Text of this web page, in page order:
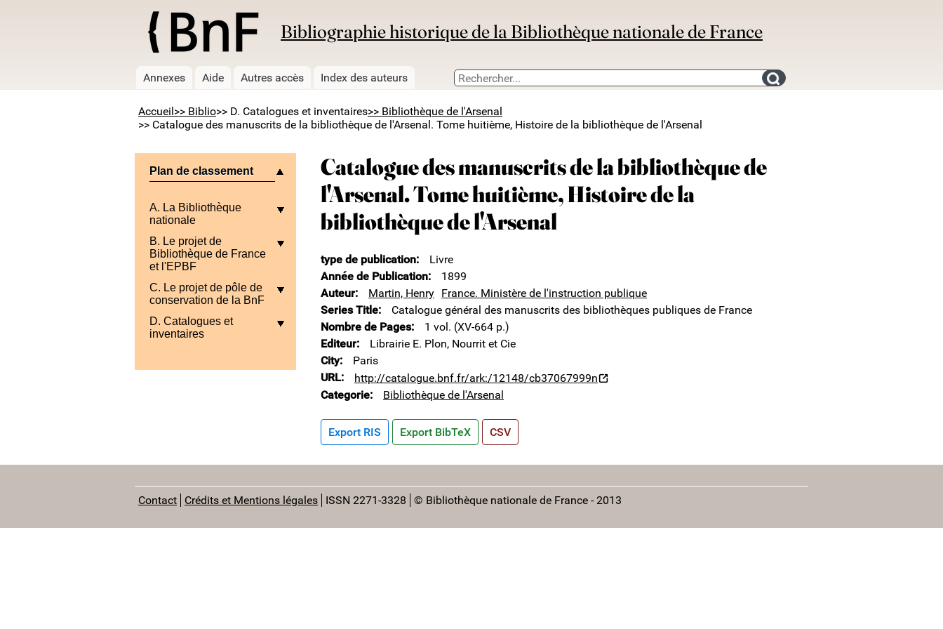
Bibliographie historique de la Bibliothèque nationale de France
Annexes Aide Autres accès Index des auteurs Search for an bibliography
Accueil >> Biblio>> D. Catalogues et inventaires>> Bibliothèque de l'Arsenal
>> Catalogue des manuscrits de la bibliothèque de l'Arsenal. Tome huitième, Histoire de la bibliothèque de l'Arsenal
Plan de classement
A. La Bibliothèque
nationale
B. Le projet de
Bibliothèque de France
et l'EPBF
C. Le projet de pôle de
conservation de la BnF
D. Catalogues et
inventaires
Catalogue des manuscrits de la bibliothèque de
l'Arsenal. Tome huitième, Histoire de la
bibliothèque de l'Arsenal
type de publication
Livre
Année de Publication
1899
Auteur
Martin, Henry France. Ministère de l'instruction publique
Series Title
Catalogue général des manuscrits des bibliothèques publiques de France
Nombre de Pages
1 vol. (XV-664 p.)
Editeur
Librairie E. Plon, Nourrit et Cie
City
Paris
URL
http://catalogue.bnf.fr/ark:/12148/cb37067999n
Categorie
Bibliothèque de l'Arsenal
Export RIS Export BibTeX CSV
Contact Crédits et Mentions légales ISSN 2271-3328 © Bibliothèque nationale de France - 2013